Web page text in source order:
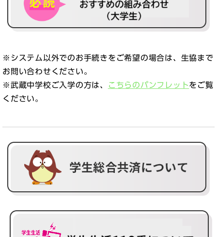
※システム以外でのお手続きをご希望の場合は、生協まで
お問い合わせください。
※武蔵中学校ご入学の方は、
こちらのパンフレットをご覧
ください。